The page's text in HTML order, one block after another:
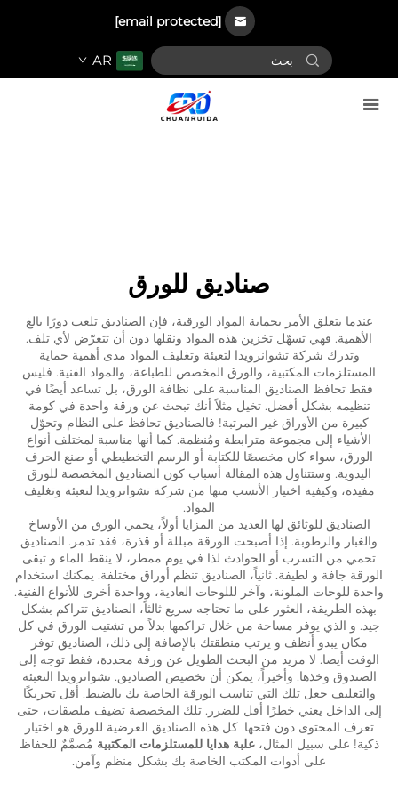
[email protected]
AR
صناديق للورق
عندما يتعلق الأمر بحماية المواد الورقية، فإن الصناديق تلعب دورًا بالغ
الأهمية. فهي تسهّل تخزين هذه المواد ونقلها دون أن تتعرّض لأي تلف.
وتدرك شركة تشوانرويدا لتعبئة وتغليف المواد مدى أهمية حماية
المستلزمات المكتبية، والورق المخصص للطباعة، والمواد الفنية. فليس
فقط تحافظ الصناديق المناسبة على نظافة الورق، بل تساعد أيضًا في
تنظيمه بشكل أفضل. تخيل مثلاً أنك تبحث عن ورقة واحدة في كومة
كبيرة من الأوراق غير المرتبة! فالصناديق تحافظ على النظام وتحوّل
الأشياء إلى مجموعة مترابطة ومُنظمة. كما أنها مناسبة لمختلف أنواع
الورق، سواء كان مخصصًا للكتابة أو الرسم التخطيطي أو صنع الحرف
اليدوية. وستتناول هذه المقالة أسباب كون الصناديق المخصصة للورق
مفيدة، وكيفية اختيار الأنسب منها من شركة تشوانرويدا لتعبئة وتغليف
المواد.
الصناديق للوثائق لها العديد من المزايا أولاً، يحمي الورق من الأوساخ
والغبار والرطوبة. إذا أصبحت الورقة مبللة أو قذرة، فقد تدمر. الصناديق
تحمي من التسرب أو الحوادث لذا في يوم ممطر، لا ينقط الماء و تبقى
الورقة جافة و لطيفة. ثانياً، الصناديق تنظم أوراق مختلفة. يمكنك استخدام
واحدة للوحات الملونة، وآخر لللوحات العادية، وواحدة أخرى للأنواع الفنية.
بهذه الطريقة، العثور على ما تحتاجه سريع ثالثاً، الصناديق تتراكم بشكل
جيد. و الذي يوفر مساحة من خلال تراكمها بدلاً من تشتيت الورق في كل
مكان يبدو أنظف و يرتب منطقتك بالإضافة إلى ذلك، الصناديق توفر
الوقت أيضا. لا مزيد من البحث الطويل عن ورقة محددة، فقط توجه إلى
الصندوق وخذها. وأخيراً، يمكن أن تخصيص الصناديق. تشوانرويدا التعبئة
والتغليف جعل تلك التي تناسب الورقة الخاصة بك بالضبط. أقل تحريكًا
إلى الداخل يعني خطرًا أقل للضرر. تلك المخصصة تضيف ملصقات، حتى
تعرف المحتوى دون فتحها. كل هذه الصناديق العرضية للورق هو اختيار
ذكية! على سبيل المثال،علبة هدايا للمستلزمات المكتبية مُصمَّمٌ للحفاظ
على أدوات المكتب الخاصة بك بشكل منظم وآمن.